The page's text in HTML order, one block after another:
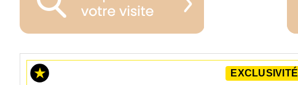
EXCLUSIVITÉ